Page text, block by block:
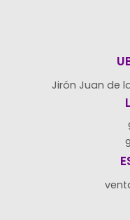
Jirón Juan de